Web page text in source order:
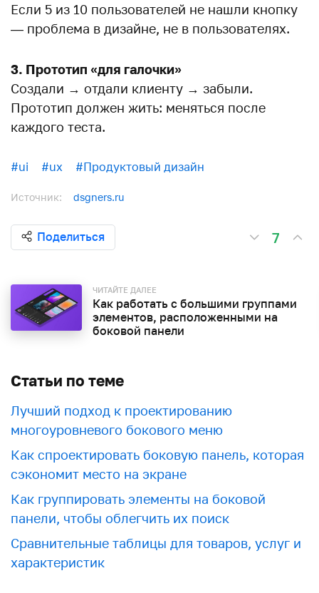
Если 5 из 10 пользователей не нашли кнопку
— проблема в дизайне, не в пользователях.
3. Прототип «для галочки»
Создали → отдали клиенту → забыли.
Прототип должен жить: меняться после
каждого теста.
#ui #ux #Продуктовый дизайн
Источник: dsgners.ru
Поделиться 7
ЧИТАЙТЕ ДАЛЕЕ
Как работать с большими группами
элементов, расположенными на
боковой панели
Статьи по теме
Лучший подход к проектированию
многоуровневого бокового меню
Как спроектировать боковую панель, которая
сэкономит место на экране
Как группировать элементы на боковой
панели, чтобы облегчить их поиск
Сравнительные таблицы для товаров, услуг и
характеристик